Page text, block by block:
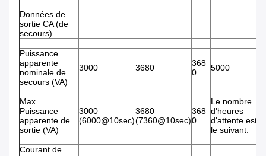
Données de
sortie CA (de
secours)
Puissance
apparente
nominale de
secours (VA)
3000 3680
368
0
5000
Max.
Puissance
apparente de
sortie (VA)
3000
(6000@10sec)
3680
(7360@10sec)
368
0
Le nombre
d'heures
d'attente est
le suivant:
Courant de